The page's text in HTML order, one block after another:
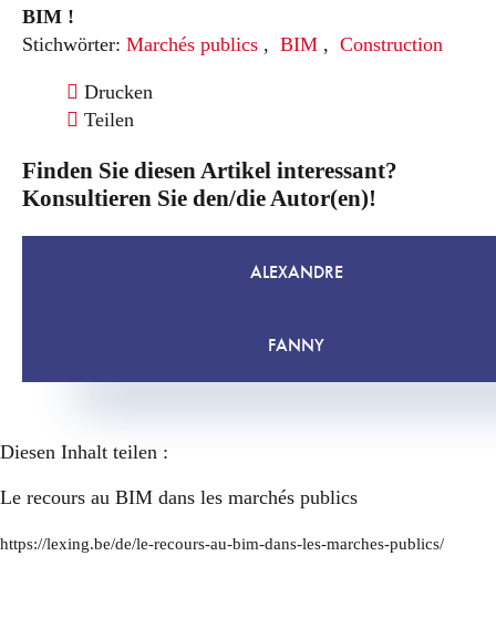
BIM !
Stichwörter: Marchés publics , BIM , Construction
Drucken
Teilen
Finden Sie diesen Artikel interessant?
Konsultieren Sie den/die Autor(en)!
ALEXANDRE
FANNY
Diesen Inhalt teilen :
Le recours au BIM dans les marchés publics
https://lexing.be/de/le-recours-au-bim-dans-les-marches-publics/